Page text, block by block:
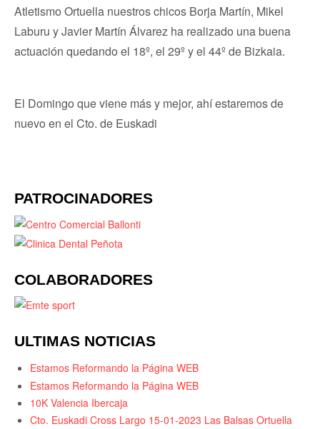
Atletismo Ortuella nuestros chicos Borja Martín, Mikel
Laburu y Javier Martín Álvarez ha realizado una buena
actuación quedando el 18º, el 29º y el 44º de Bizkaia.
El Domingo que viene más y mejor, ahí estaremos de
nuevo en el Cto. de Euskadi
PATROCINADORES
COLABORADORES
ULTIMAS NOTICIAS
Estamos Reformando la Página WEB
Estamos Reformando la Página WEB
10K Valencia Ibercaja
Cto. Euskadi Cross Largo 15-01-2023 Las Balsas Ortuella